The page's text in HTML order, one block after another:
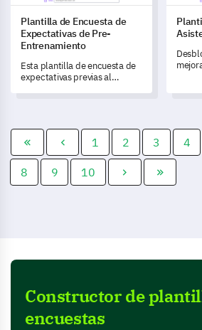
Plantilla de Encuesta de
Expectativas de Pre-
Entrenamiento
Esta plantilla de encuesta de
expectativas previas al
1 2 3 4
8 9 10
Constructor de
encuestas